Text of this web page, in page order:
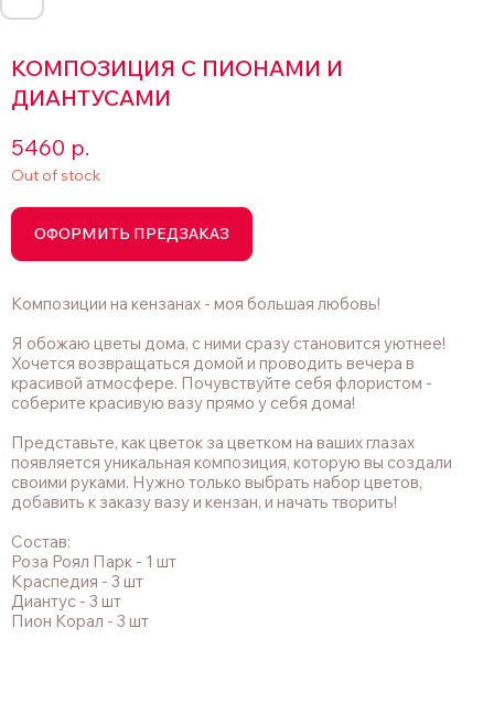
КОМПОЗИЦИЯ С ПИОНАМИ И
ДИАНТУСАМИ
5460 р.
Out of stock
ОФОРМИТЬ ПРЕДЗАКАЗ
Композиции на кензанах - моя большая любовь!
Я обожаю цветы дома, с ними сразу становится уютнее!
Хочется возвращаться домой и проводить вечера в
красивой атмосфере. Почувствуйте себя флористом -
соберите красивую вазу прямо у себя дома!
Представьте, как цветок за цветком на ваших глазах
появляется уникальная композиция, которую вы создали
своими руками. Нужно только выбрать набор цветов,
добавить к заказу вазу и кензан, и начать творить!
Состав:
Роза Роял Парк - 1 шт
Краспедия - 3 шт
Диантус - 3 шт
Пион Корал - 3 шт